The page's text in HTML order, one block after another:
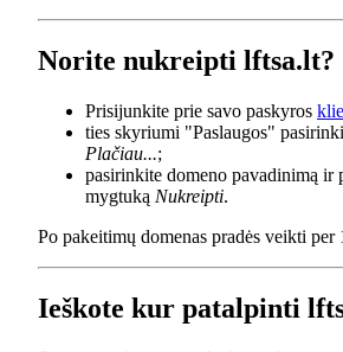
Norite nukreipti lftsa.lt?
Prisijunkite prie savo paskyros
ties skyriumi "Paslaugos"
Plačiau...;
pasirinkite domeno pavadinimą ir
mygtuką Nukreipti.
Po pakeitimų domenas pradės veikti per
Ieškote kur patalpinti